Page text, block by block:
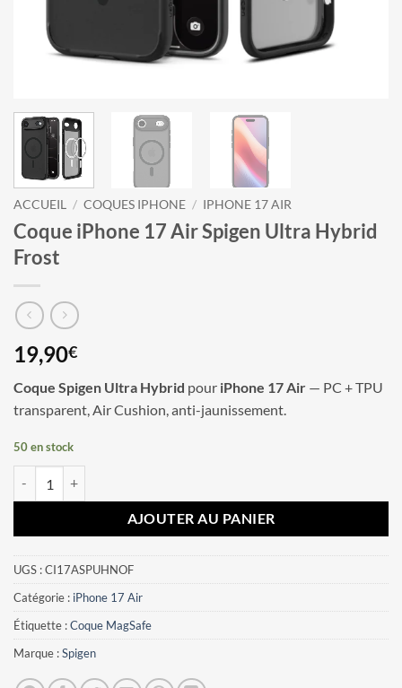
ACCUEIL / COQUES IPHONE / IPHONE 17 AIR
Coque iPhone 17 Air Spigen Ultra Hybrid
Frost
19,90€
Coque Spigen Ultra Hybrid pour iPhone 17 Air — PC + TPU
transparent, Air Cushion, anti-jaunissement.
50 en stock
AJOUTER AU PANIER
UGS :CI17ASPUHNOF
Catégorie : iPhone 17 Air
Étiquette :Coque MagSafe
Marque :Spigen